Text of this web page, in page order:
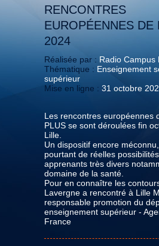
RENCONTRES
EUROPÉENNES DE
2024
Réalisée par : Radio Campus
Thématique : Enseignement
supérieur
Mise en ligne : 31 octobre
Les rencontres européennes
PLUS se sont déroulées fin
Lille.
Un dispositif encore
pourtant de réelles
apprenants très divers
domaine de la santé.
Pour en connaître les
Lavergne a rencontré à Lille
responsable promotion du
enseignement supérieur -
France